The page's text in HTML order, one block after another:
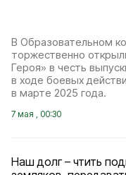
В Образовательном
торжественно
Героя» в честь
в ходе боевых
в марте 2025 года.
7 мая , 00:30
Наш долг – чтить